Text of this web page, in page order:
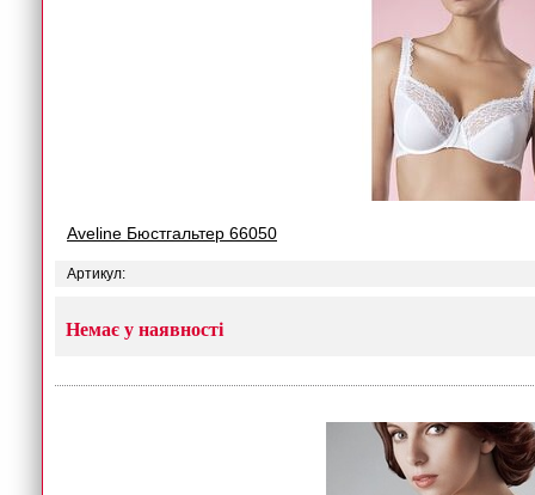
Aveline Бюстгальтер 66050
Артикул:
Немає у наявності